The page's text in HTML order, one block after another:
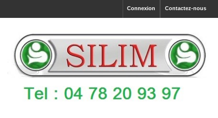
Contactez-nous
Connexion